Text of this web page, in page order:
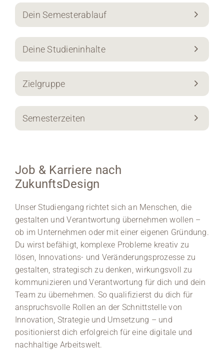
Dein Semesterablauf
Deine Studieninhalte
Zielgruppe
Semesterzeiten
Job & Karriere nach
ZukunftsDesign
Unser Studiengang richtet sich an Menschen, die
gestalten und Verantwortung übernehmen wollen –
ob im Unternehmen oder mit einer eigenen Gründung.
Du wirst befähigt, komplexe Probleme kreativ zu
lösen, Innovations- und Veränderungsprozesse zu
gestalten, strategisch zu denken, wirkungsvoll zu
kommunizieren und Verantwortung für dich und dein
Team zu übernehmen. So qualifizierst du dich für
anspruchsvolle Rollen an der Schnittstelle von
Innovation, Strategie und Umsetzung – und
positionierst dich erfolgreich für eine digitale und
nachhaltige Arbeitswelt.